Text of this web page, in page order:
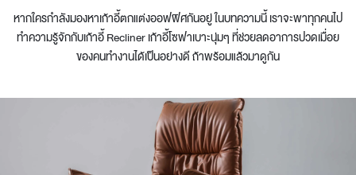
หากใครกำลังมองหาเก้าอี้ตกแต่งออฟฟิศกันอยู่ ในบทความนี้ เราจะพาทุกคนไป
ทำความรู้จักกับเก้าอี้ Recliner เก้าอี้โซฟาเบาะนุ่มๆ ที่ช่วยลดอาการปวดเมื่อย
ของคนทำงานได้เป็นอย่างดี ถ้าพร้อมแล้วมาดูกัน